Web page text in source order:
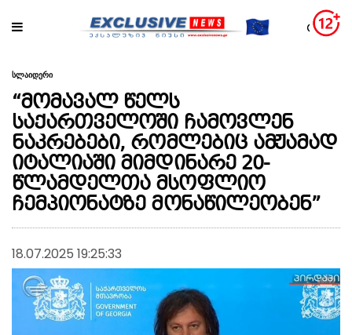
სლაიდერი
“მომავალ წელს
საქართველოში ჩამოვლენ
ნაკრებები, რომლებიც ამჟამად
იტალიაში მიმდინარე 20-
წლამდელთა მსოფლიო
ჩემპიონატზე მონაწილეობენ”
18.07.2025 19:25:33